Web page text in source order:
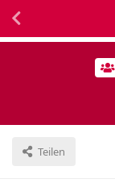
Teilen